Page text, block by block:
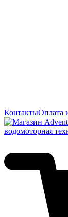
КонтактыОплата